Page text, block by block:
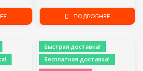
дома и
Водяное Отопление
Портативная Погружная
Бассейн
ПОДРОБНЕЕ
Быстрая доставка!
Бесплатная доставка!